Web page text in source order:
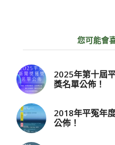
您可能會
2025年第十屆
獎名單公佈！
2018年平冤年
公佈！